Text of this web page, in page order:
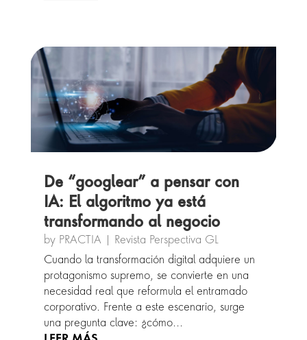
De “googlear” a pensar con
IA: El algoritmo ya está
transformando al negocio
by PRACTIA
Revista Perspectiva GL
Cuando la transformación digital adquiere un
protagonismo supremo, se convierte en una
necesidad real que reformula el entramado
corporativo. Frente a este escenario, surge
una pregunta clave: ¿cómo...